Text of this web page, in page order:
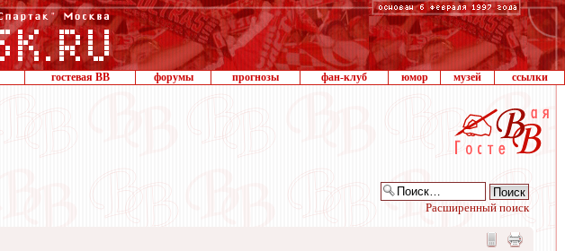
гостевая ВВ форумы прогнозы фан-клуб юмор музей ссылки
Расширенный поиск